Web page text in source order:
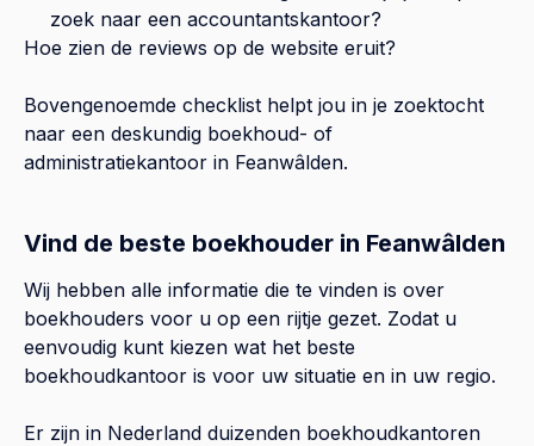
zoek naar een accountantskantoor?
Hoe zien de reviews op de website eruit?
Bovengenoemde checklist helpt jou in je zoektocht
naar een deskundig boekhoud- of
administratiekantoor in Feanwâlden.
Vind de beste boekhouder in Feanwâlden
Wij hebben alle informatie die te vinden is over
boekhouders voor u op een rijtje gezet. Zodat u
eenvoudig kunt kiezen wat het beste
boekhoudkantoor is voor uw situatie en in uw regio.
Er zijn in Nederland duizenden boekhoudkantoren